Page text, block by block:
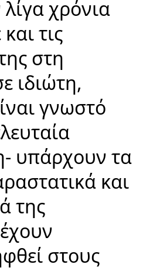
χρόνια
τις
στη
ιδιώτη,
γνωστό
υπάρχουν τα
και
της
στους